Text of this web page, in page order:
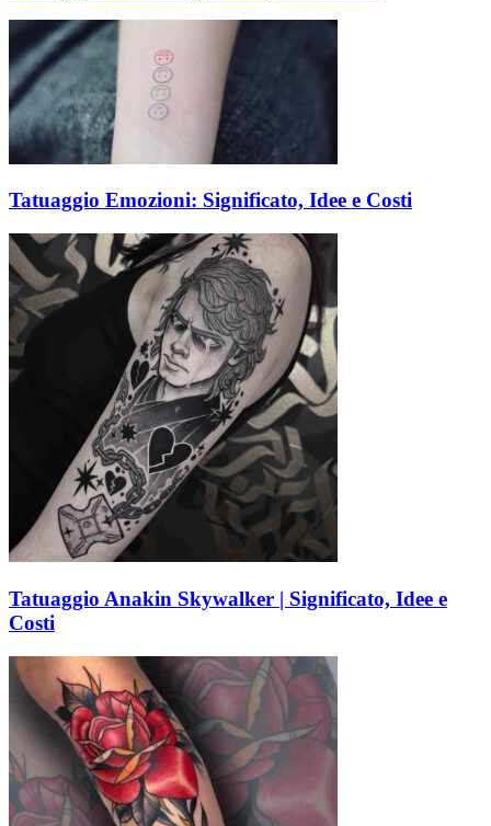
Tatuaggio Emozioni: Significato, Idee e Costi
Tatuaggio Anakin Skywalker | Significato, Idee e
Costi